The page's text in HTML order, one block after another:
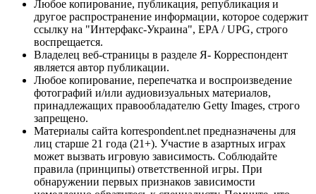
Любое копирование, публикация, републикация и
другое распространение информации, которое содержит
ссылку на "Интерфакс-Украина", EPA / UPG, строго
воспрещается.
Владелец веб-страницы в разделе Я- Корреспондент
является автор публикации.
Любое копирование, перепечатка и воспроизведение
фотографий и/или аудиовизуальных материалов,
принадлежащих правообладателю Getty Images, строго
запрещено.
Материалы сайта korrespondent.net предназначены для
лиц старше 21 года (21+). Участие в азартных играх
может вызвать игровую зависимость. Соблюдайте
правила (принципы) ответственной игры. При
обнаружении первых признаков зависимости